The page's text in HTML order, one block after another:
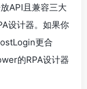
API且兼容三大
设计器。如果你
更合
的RPA设计器